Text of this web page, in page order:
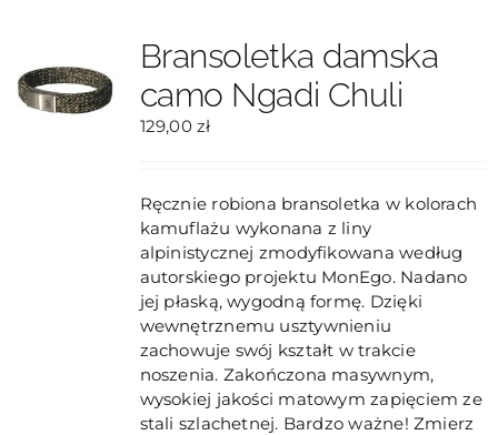
można
wybrać
na
Bransoletka damska
camo Ngadi Chuli
129,00zł
Ręcznie robiona bransoletka w kolorach
kamuflażu wykonana z liny
alpinistycznej zmodyfikowana według
autorskiego projektu MonEgo. Nadano
jej płaską, wygodną formę. Dzięki
wewnętrznemu usztywnieniu
zachowuje swój kształt w trakcie
noszenia. Zakończona masywnym,
wysokiej jakości matowym zapięciem ze
stali szlachetnej. Bardzo ważne! Zmierz